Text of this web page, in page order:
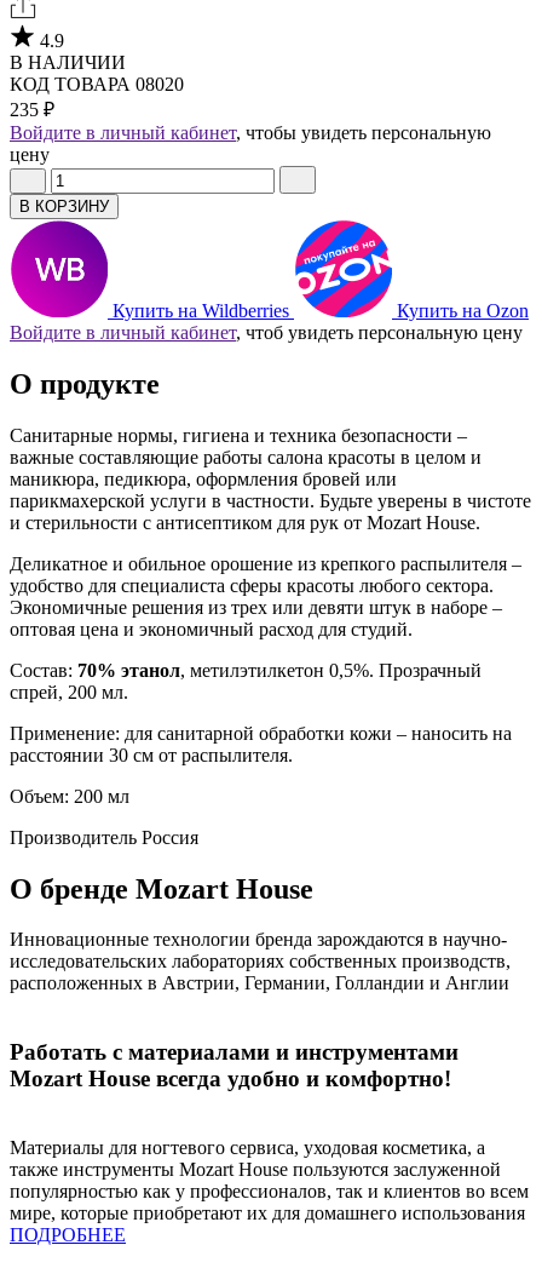
4.9
В НАЛИЧИИ
КОД ТОВАРА 08020
235 ₽
Войдите в личный кабинет, чтобы увидеть персональную
цену
В КОРЗИНУ
Купить на Wildberries
Купить на Ozon
Войдите в личный кабинет, чтоб увидеть персональную цену
О продукте
Санитарные нормы, гигиена и техника безопасности –
важные составляющие работы салона красоты в целом и
маникюра, педикюра, оформления бровей или
парикмахерской услуги в частности. Будьте уверены в чистоте
и стерильности с антисептиком для рук от Mozart House.
Деликатное и обильное орошение из крепкого распылителя –
удобство для специалиста сферы красоты любого сектора.
Экономичные решения из трех или девяти штук в наборе –
оптовая цена и экономичный расход для студий.
Состав: 70% этанол, метилэтилкетон 0,5%. Прозрачный
спрей, 200 мл.
Применение: для санитарной обработки кожи – наносить на
расстоянии 30 см от распылителя.
Объем: 200 мл
Производитель Россия
О бренде Mozart House
Инновационные технологии бренда зарождаются в научно-
исследовательских лабораториях собственных производств,
расположенных в Австрии, Германии, Голландии и Англии
Работать с материалами и инструментами
Mozart House всегда удобно и комфортно!
Материалы для ногтевого сервиса, уходовая косметика, а
также инструменты Mozart House пользуются заслуженной
популярностью как у профессионалов, так и клиентов во всем
мире, которые приобретают их для домашнего использования
ПОДРОБНЕЕ